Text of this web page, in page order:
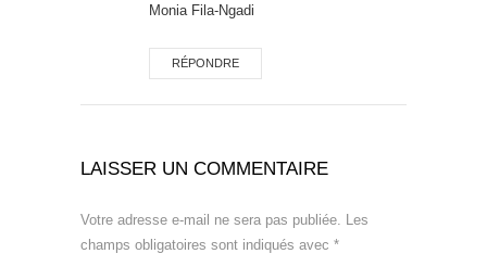
Monia Fila-Ngadi
RÉPONDRE
LAISSER UN COMMENTAIRE
Votre adresse e-mail ne sera pas publiée.
Les
champs obligatoires sont indiqués avec *